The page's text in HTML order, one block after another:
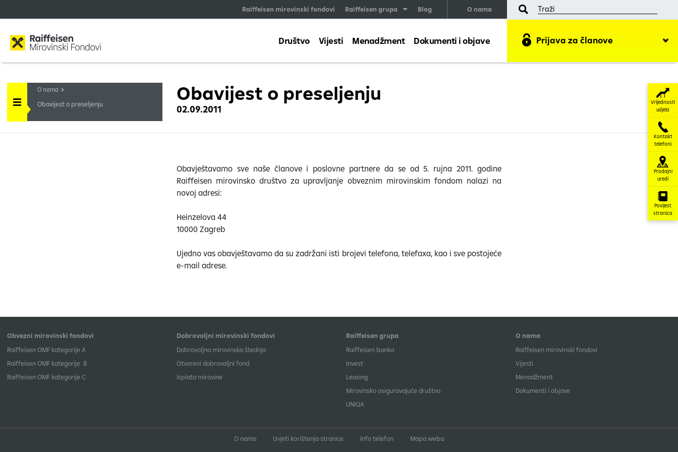
O nama
Raiffeisen mirovinski fondovi Raiffeisen grupa Blog
Prijava za članove
Društvo Vijesti Menadžment Dokumenti i objave
O nama
Obavijest o preseljenju Obavijest o preseljenju
02.09.2011
Obavještavamo sve naše članove i poslovne partnere da se od 5. rujna 2011. godine
Raiffeisen mirovinsko društvo za upravljanje obveznim mirovinskim fondom nalazi na
novoj adresi:
Heinzelova 44
10000 Zagreb
Ujedno vas obavještavamo da su zadržani isti brojevi telefona, telefaxa, kao i sve postojeće
e-mail adrese.
Obvezni mirovinski fondovi
​Raiffeisen OMF kategorije A
Raiffeisen OMF kategorije B
​Raiffeisen OMF kategorije C
Dobrovoljni mirovinski fondovi
Dobrovoljna mirovinska štednja
Otvoreni dobrovoljni fond
Isplata mirovine
Raiffeisen grupa
Raiffeisen banka
Invest
Leasing
Mirovinsko osiguravajuće društvo
UNIQA
O nama
Raiffeisen mirovinski fondovi
Vijesti
Menadžment
Dokumenti i objave
O nama Uvjeti korištenja stranice Info telefon Mapa weba
Vrijednosti
udjela
Kontakt
telefoni
Prodajni
uredi
Povijest
stranica